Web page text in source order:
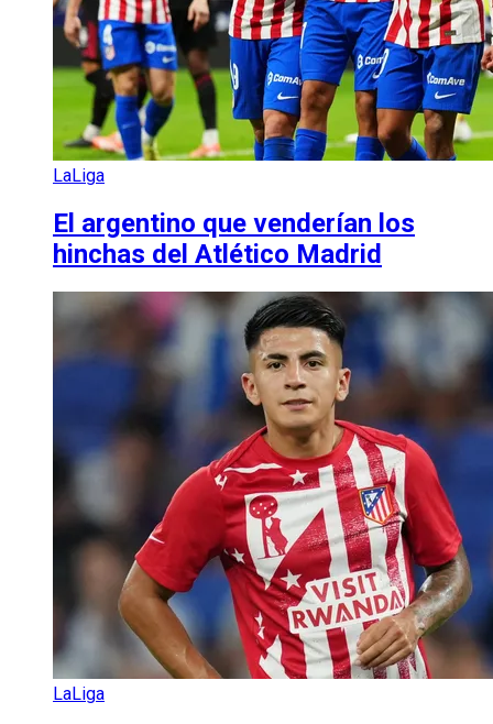
LaLiga
El argentino que venderían los
hinchas del Atlético Madrid
LaLiga